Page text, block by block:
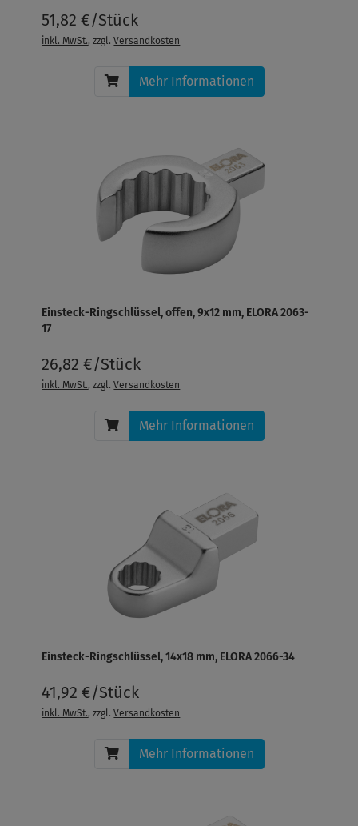
51,82 €/Stück
inkl. MwSt., zzgl.Versandkosten
Mehr Informationen
Einsteck-Ringschlüssel, offen, 9x12 mm, ELORA 2063-
17
26,82 €/Stück
inkl. MwSt., zzgl.Versandkosten
Mehr Informationen
Einsteck-Ringschlüssel, 14x18 mm, ELORA 2066-34
41,92 €/Stück
inkl. MwSt., zzgl.Versandkosten
Mehr Informationen